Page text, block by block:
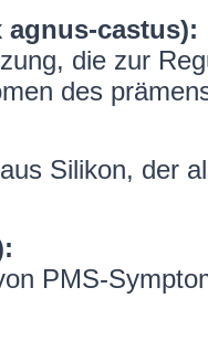
castus):
die zur
des
Silikon, der
PMS-